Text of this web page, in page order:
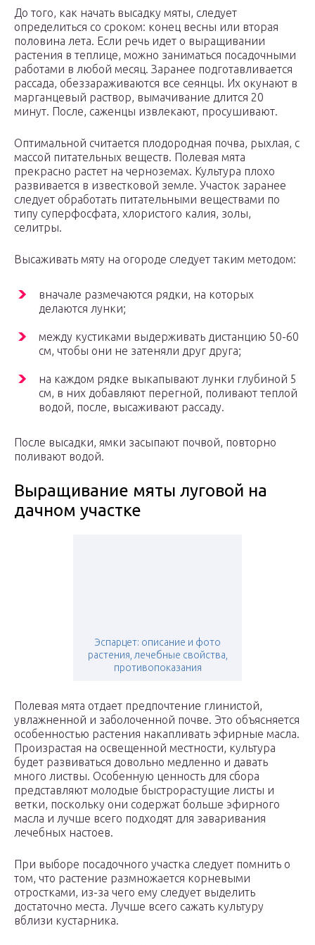
До того, как начать высадку мяты, следует
определиться со сроком: конец весны или вторая
половина лета. Если речь идет о выращивании
растения в теплице, можно заниматься посадочными
работами в любой месяц. Заранее подготавливается
рассада, обеззараживаются все сеянцы. Их окунают в
марганцевый раствор, вымачивание длится 20
минут. После, саженцы извлекают, просушивают.
Оптимальной считается плодородная почва, рыхлая, с
массой питательных веществ. Полевая мята
прекрасно растет на черноземах. Культура плохо
развивается в известковой земле. Участок заранее
следует обработать питательными веществами по
типу суперфосфата, хлористого калия, золы,
селитры.
Высаживать мяту на огороде следует таким методом:
вначале размечаются рядки, на которых
делаются лунки;
между кустиками выдерживать дистанцию 50-60
см, чтобы они не затеняли друг друга;
на каждом рядке выкапывают лунки глубиной 5
см, в них добавляют перегной, поливают теплой
водой, после, высаживают рассаду.
После высадки, ямки засыпают почвой, повторно
поливают водой.
Выращивание мяты луговой на
дачном участке
Эспарцет: описание и фото
растения, лечебные свойства,
противопоказания
Полевая мята отдает предпочтение глинистой,
увлажненной и заболоченной почве. Это объясняется
особенностью растения накапливать эфирные масла.
Произрастая на освещенной местности, культура
будет развиваться довольно медленно и давать
много листвы. Особенную ценность для сбора
представляют молодые быстрорастущие листы и
ветки, поскольку они содержат больше эфирного
масла и лучше всего подходят для заваривания
лечебных настоев.
При выборе посадочного участка следует помнить о
том, что растение размножается корневыми
отростками, из-за чего ему следует выделить
достаточно места. Лучше всего сажать культуру
вблизи кустарника.